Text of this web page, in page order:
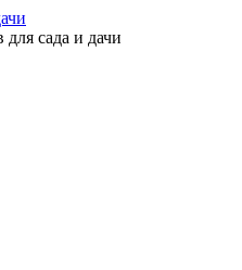
сада и дачи